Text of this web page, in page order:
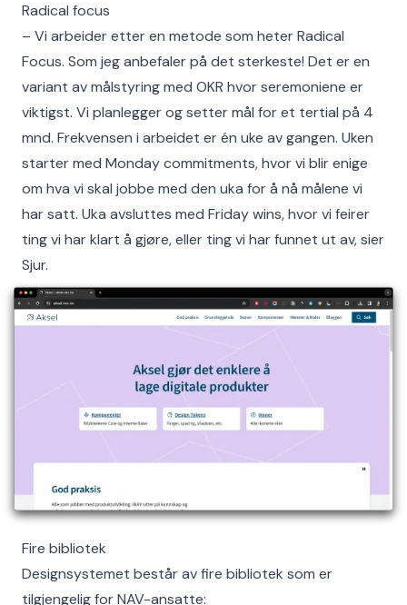
Radical focus
– Vi arbeider etter en metode som heter Radical
Focus. Som jeg anbefaler på det sterkeste! Det er en
variant av målstyring med OKR hvor seremoniene er
viktigst. Vi planlegger og setter mål for et tertial på 4
mnd. Frekvensen i arbeidet er én uke av gangen. Uken
starter med Monday commitments, hvor vi blir enige
om hva vi skal jobbe med den uka for å nå målene vi
har satt. Uka avsluttes med Friday wins, hvor vi feirer
ting vi har klart å gjøre, eller ting vi har funnet ut av, sier
Sjur.
Fire bibliotek
Designsystemet består av fire bibliotek som er
tilgjengelig for NAV-ansatte: